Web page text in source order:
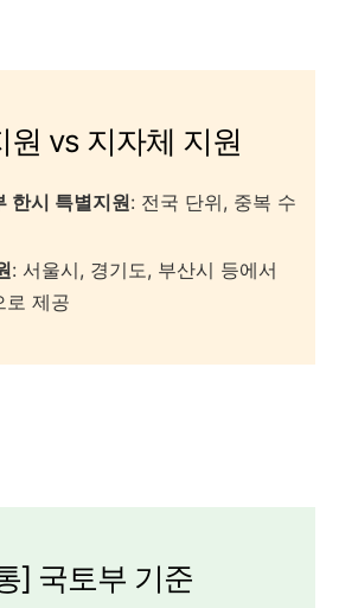
원 vs 지자체 지원
한시 특별지원: 전국 단위, 중복 수
: 서울시, 경기도, 부산시 등에서
로 제공
] 국토부 기준